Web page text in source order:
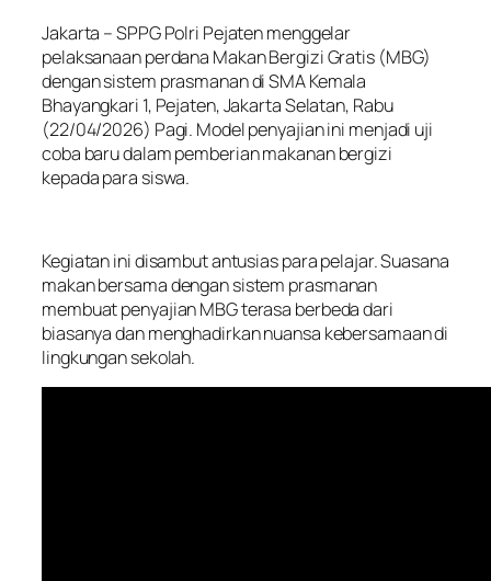
Jakarta – SPPG Polri Pejaten menggelar
pelaksanaan perdana Makan Bergizi Gratis (MBG)
dengan sistem prasmanan di SMA Kemala
Bhayangkari 1, Pejaten, Jakarta Selatan, Rabu
(22/04/2026) Pagi. Model penyajian ini menjadi uji
coba baru dalam pemberian makanan bergizi
kepada para siswa.
Kegiatan ini disambut antusias para pelajar. Suasana
makan bersama dengan sistem prasmanan
membuat penyajian MBG terasa berbeda dari
biasanya dan menghadirkan nuansa kebersamaan di
lingkungan sekolah.